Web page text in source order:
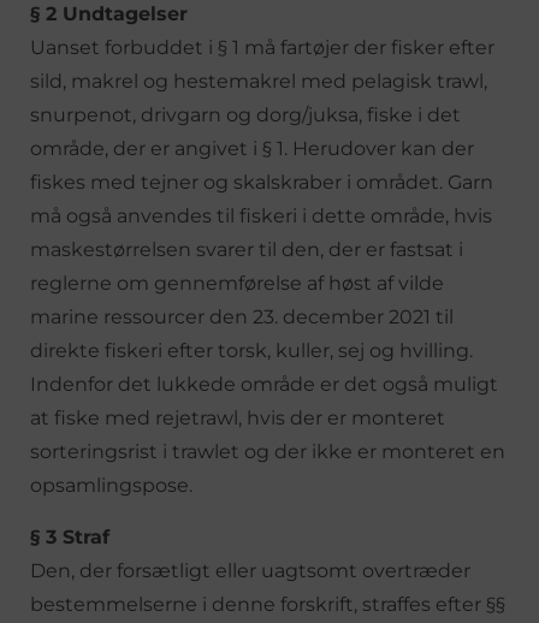
§ 2 Undtagelser
Uanset forbuddet i § 1 må fartøjer der fisker efter
sild, makrel og hestemakrel med pelagisk trawl,
snurpenot, drivgarn og dorg/juksa, fiske i det
område, der er angivet i § 1. Herudover kan der
fiskes med tejner og skalskraber i området. Garn
må også anvendes til fiskeri i dette område, hvis
maskestørrelsen svarer til den, der er fastsat i
reglerne om gennemførelse af høst af vilde
marine ressourcer den 23. december 2021 til
direkte fiskeri efter torsk, kuller, sej og hvilling.
Indenfor det lukkede område er det også muligt
at fiske med rejetrawl, hvis der er monteret
sorteringsrist i trawlet og der ikke er monteret en
opsamlingspose.
§ 3 Straf
Den, der forsætligt eller uagtsomt overtræder
bestemmelserne i denne forskrift, straffes efter §§